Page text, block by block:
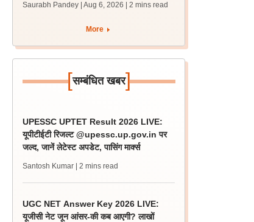
Saurabh Pandey | Aug 6, 2026 | 2 mins read
More
[सम्बंधित खबर]
UPESSC UPTET Result 2026 LIVE:
यूपीटीईटी रिजल्ट @upessc.up.gov.in पर
जल्द, जानें लेटेस्ट अपडेट, पासिंग मार्क्स
Santosh Kumar | 2 mins read
UGC NET Answer Key 2026 LIVE:
यूजीसी नेट जून आंसर-की कब आएगी? लाखों